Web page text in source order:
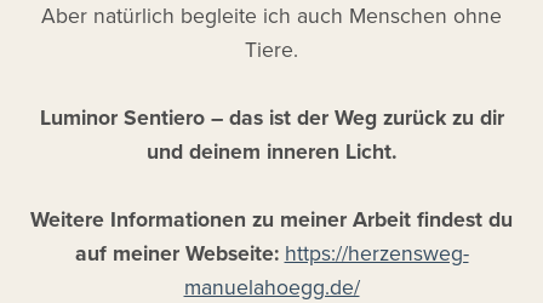
Aber natürlich begleite ich auch Menschen ohne
Tiere.
Luminor Sentiero – das ist der Weg zurück zu dir
und deinem inneren Licht.
Weitere Informationen zu meiner Arbeit findest du
auf meiner Webseite: https://herzensweg-
manuelahoegg.de/